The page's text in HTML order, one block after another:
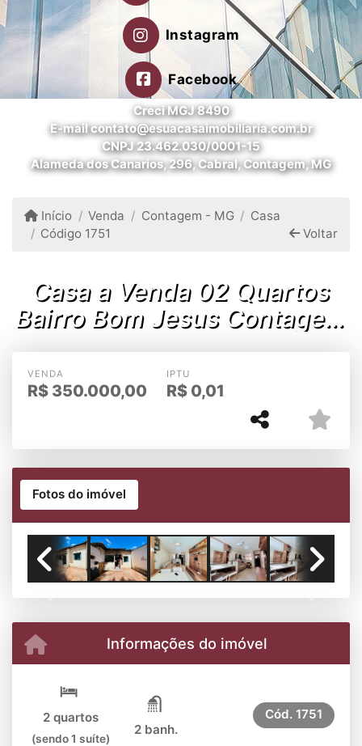
Instagram
Facebook
Creci MGJ 8490
E-mail contato@esuacasaimobiliaria.com.br
CNPJ 23.462.030/0001-15
Alameda dos Canarios, 296, Cabral, Contagem, MG
Início Venda Contagem - MG
Casa
Código 1751
Voltar
Casa a Venda 02 Quartos
Bairro Bom Jesus Contagem
MG
VENDA
R$ 350.000,00
IPTU
R$ 0,01
Fotos do imóvel
Informações do imóvel
2 quartos
(sendo 1 suíte)
2 banh.
Cód. 1751